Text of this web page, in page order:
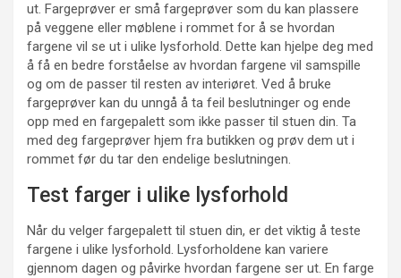
ut. Fargeprøver er små fargeprøver som du kan plassere
på veggene eller møblene i rommet for å se hvordan
fargene vil se ut i ulike lysforhold. Dette kan hjelpe deg med
å få en bedre forståelse av hvordan fargene vil samspille
og om de passer til resten av interiøret. Ved å bruke
fargeprøver kan du unngå å ta feil beslutninger og ende
opp med en fargepalett som ikke passer til stuen din. Ta
med deg fargeprøver hjem fra butikken og prøv dem ut i
rommet før du tar den endelige beslutningen.
Test farger i ulike lysforhold
Når du velger fargepalett til stuen din, er det viktig å teste
fargene i ulike lysforhold. Lysforholdene kan variere
gjennom dagen og påvirke hvordan fargene ser ut. En farge